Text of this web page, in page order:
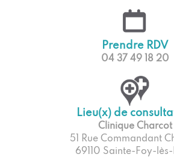
Prendre RDV
04 37 49 18 20
Lieu(x) de
Clinique Charcot
51 Rue Commandant
69110 Sainte-Foy-